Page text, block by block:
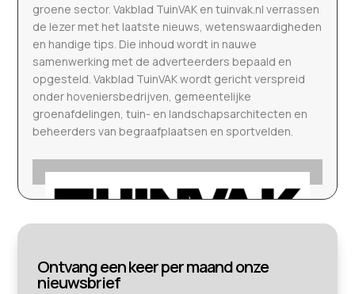
groene sector. Vakblad TuinVAK en tuinvak.nl verrassen
de lezer met het laatste nieuws, wetenswaardigheden
en handige tips. Die inhoud wordt in nauwe
samenwerking met de adverteerders bepaald en
opgesteld. Vakblad TuinVAK wordt gericht verspreid
onder hoveniersbedrijven, gemeentelijke
groenafdelingen, tuin- en landschapsarchitecten en
beheerders van begraafplaatsen en sportvelden.
Ontvang een keer per maand onze
nieuwsbrief